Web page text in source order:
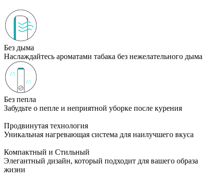
Без дыма
Наслаждайтесь ароматами табака без нежелательного дыма
Без пепла
Забудьте о пепле и неприятной уборке после курения
Продвинутая технология
Уникальная нагревающая система для наилучшего вкуса
Компактный и Стильный
Элегантный дизайн, который подходит для вашего образа
жизни